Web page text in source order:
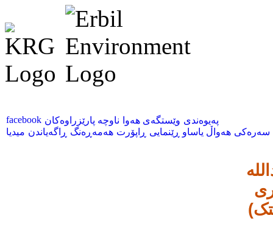
facebook ناوچە پارێزراوەکان وێستگەی هەوا پەیوەندی
میدیا ڕاگەیاندن هەمەڕەنگ ڕاپۆرت یاساو ڕێنمایی هەواڵ سەرەکی